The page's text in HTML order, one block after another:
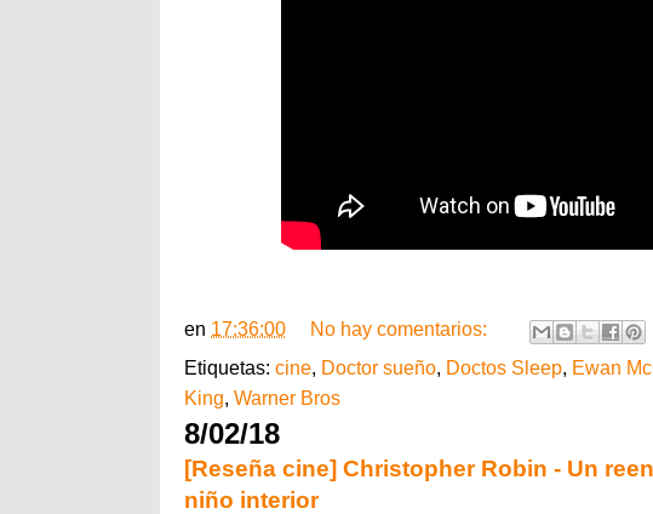
en 17:36:00
No hay comentarios:
Etiquetas: cine, Doctor sueño, Doctos Sleep, Ewan
King, Warner Bros
8/02/18
[Reseña cine] Christopher Robin - Un
niño interior